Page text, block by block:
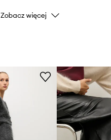
Kod producenta
Marka
Producent
ID Produktu
Zobacz więcej